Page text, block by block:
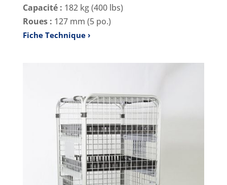
Capacité : 182 kg (400 lbs)
Roues : 127 mm (5 po.)
Fiche Technique